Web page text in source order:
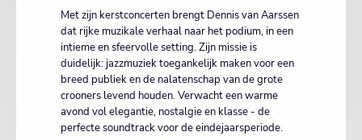
Met zijn kerstconcerten brengt Dennis van Aarssen
dat rijke muzikale verhaal naar het podium, in een
intieme en sfeervolle setting. Zijn missie is
duidelijk: jazzmuziek toegankelijk maken voor een
breed publiek en de nalatenschap van de grote
crooners levend houden. Verwacht een warme
avond vol elegantie, nostalgie en klasse - de
perfecte soundtrack voor de eindejaarsperiode.